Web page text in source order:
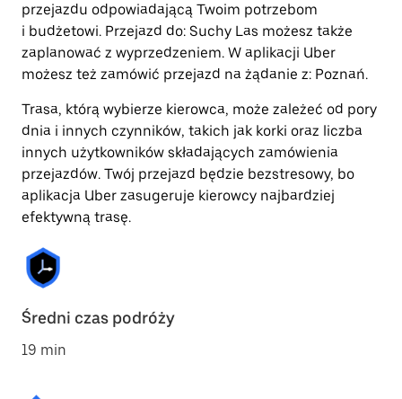
przejazdu odpowiadającą Twoim potrzebom
i budżetowi. Przejazd do: Suchy Las możesz także
zaplanować z wyprzedzeniem. W aplikacji Uber
możesz też zamówić przejazd na żądanie z: Poznań.
Trasa, którą wybierze kierowca, może zależeć od pory
dnia i innych czynników, takich jak korki oraz liczba
innych użytkowników składających zamówienia
przejazdów. Twój przejazd będzie bezstresowy, bo
aplikacja Uber zasugeruje kierowcy najbardziej
efektywną trasę.
Średni czas podróży
19 min